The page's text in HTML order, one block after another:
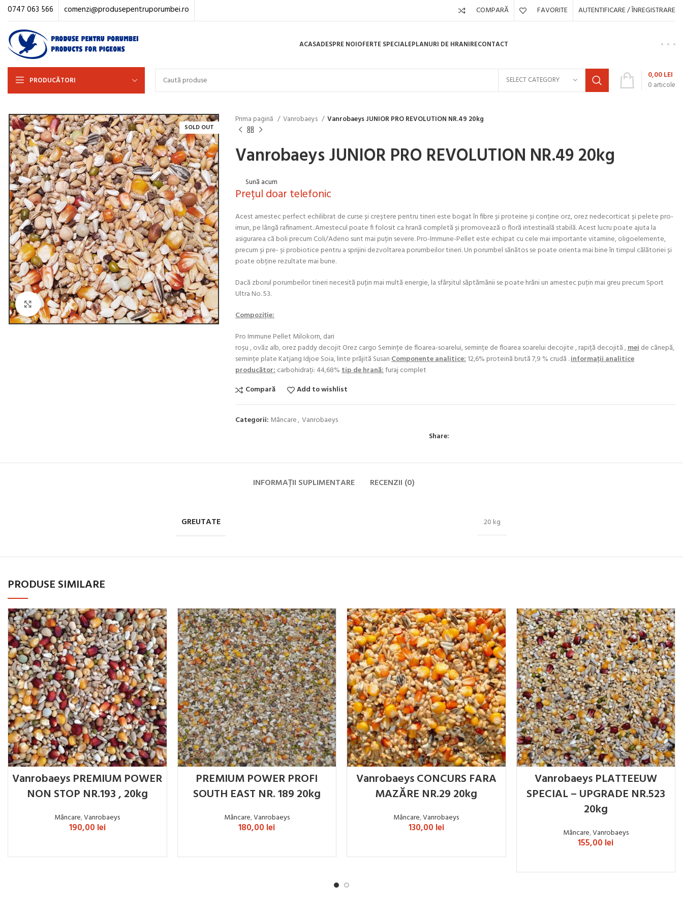
0747 063 566 comenzi@produsepentruporumbei.ro COMPARĂ FAVORITE AUTENTIFICARE / ÎNREGISTRARE
ACASADESPRE NOIOFERTE SPECIALEPLANURI DE HRANIRECONTACT
PRODUCĂTORI SELECT CATEGORY 0 articole
0,00LEI
SOLD OUT
Click to enlarge
Prima pagină Vanrobaeys Vanrobaeys JUNIOR PRO REVOLUTION NR.49 20kg
Vanrobaeys JUNIOR PRO REVOLUTION NR.49 20kg
Sună acum
Prețul doar telefonic
Acest amestec perfect echilibrat de curse și creștere pentru tineri este bogat în fibre și proteine ​​și conține orz, orez nedecorticat și pelete pro-
imun, pe lângă rafinament. Amestecul poate fi folosit ca hrană completă și promovează o floră intestinală stabilă. Acest lucru poate ajuta la
asigurarea că boli precum Coli/Adeno sunt mai puțin severe. Pro-Immune-Pellet este echipat cu cele mai importante vitamine, oligoelemente,
precum și pre- și probiotice pentru a sprijini dezvoltarea porumbeilor tineri. Un porumbel sănătos se poate orienta mai bine în timpul călătoriei și
poate obține rezultate mai bune.
Dacă zborul porumbeilor tineri necesită puțin mai multă energie, la sfârșitul săptămânii se poate hrăni un amestec puțin mai greu precum Sport
Ultra No. 53.
Compoziție:
Pro Immune Pellet Milokorn, dari
roșu , ovăz alb, orez paddy decojit Orez cargo Semințe de floarea-soarelui, semințe de floarea soarelui decojite , rapiță decojită ,meide cânepă,
semințe plate Katjang Idjoe Soia, linte prăjită SusanComponente analitice:12,6% proteină brută 7,9 % crudă .informații analitice
producător:carbohidrați: 44,68%tip de hrană:furaj complet
Compară
Add to wishlist
Categorii: Mâncare, Vanrobaeys
Share:
INFORMAȚII SUPLIMENTARE RECENZII (0)
GREUTATE 20 kg
PRODUSE SIMILARE
Vanrobaeys PREMIUM POWER
NON STOP NR.193 , 20kg
Mâncare,Vanrobaeys
190,00 lei
PREMIUM POWER PROFI
SOUTH EAST NR. 189 20kg
Mâncare,Vanrobaeys
180,00 lei
Vanrobaeys CONCURS FARA
MAZĂRE NR.29 20kg
Mâncare,Vanrobaeys
130,00 lei
Vanrobaeys PLATTEEUW
SPECIAL – UPGRADE NR.523
20kg
Mâncare,Vanrobaeys
155,00 lei